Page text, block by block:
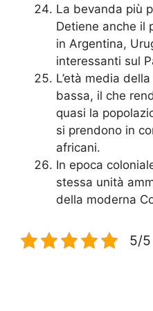
La bevanda più
Detiene anche il
in Argentina,
interessanti sul
L’età media
bassa, il che
quasi la
si prendono in
africani.
In epoca
stessa unità
della moderna
5/